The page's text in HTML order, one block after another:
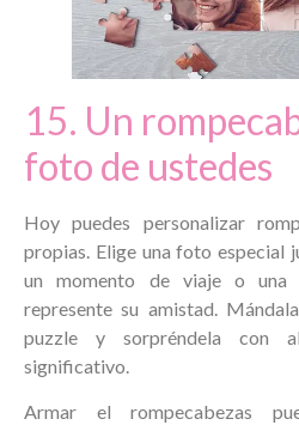
15. Un
foto de ustedes
Hoy puedes personalizar
propias. Elige una foto especial
un momento de viaje o una
represente su amistad.
puzzle y sorpréndela con
significativo.
Armar el rompecabezas